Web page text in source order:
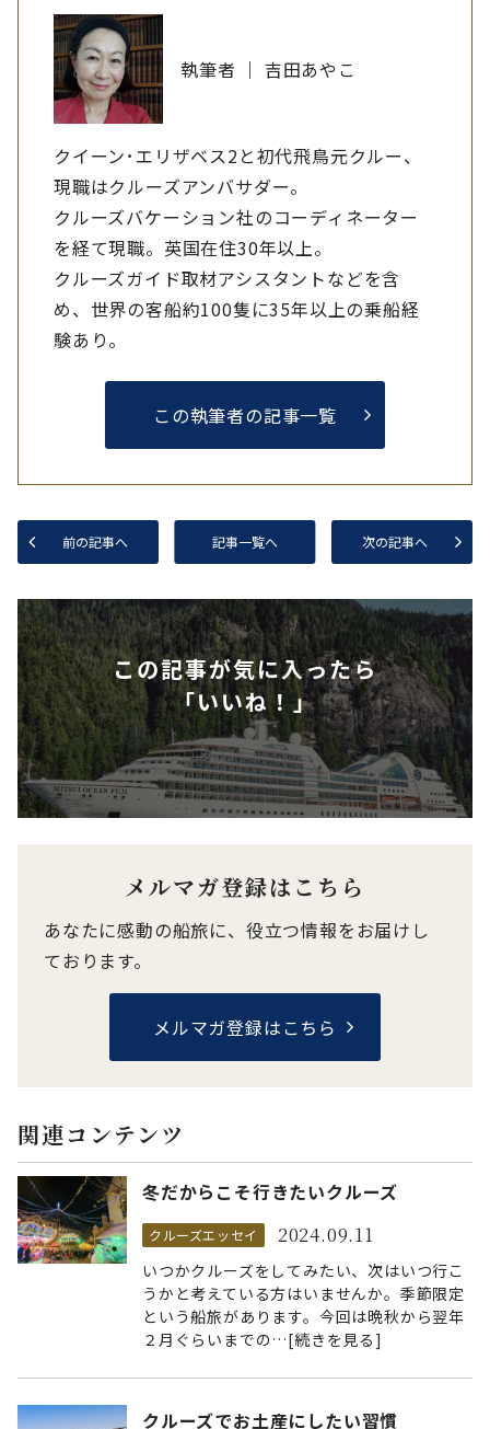
執筆者 ｜ 吉田あやこ
クイーン･エリザベス2と初代飛鳥元クルー、
現職はクルーズアンバサダー。
クルーズバケーション社のコーディネーター
を経て現職。英国在住30年以上。
クルーズガイド取材アシスタントなどを含
め、世界の客船約100隻に35年以上の乗船経
験あり。
この執筆者の記事一覧
前の記事へ 記事一覧へ 次の記事へ
この記事が気に入ったら
「いいね！」
メルマガ登録はこちら
あなたに感動の船旅に、役立つ情報をお届けし
ております。
メルマガ登録はこちら
関連コンテンツ
冬だからこそ行きたいクルーズ
クルーズエッセイ 2024.09.11
いつかクルーズをしてみたい、次はいつ行こ
うかと考えている方はいませんか。季節限定
という船旅があります。今回は晩秋から翌年
２月ぐらいまでの…[続きを見る]
クルーズでお土産にしたい習慣